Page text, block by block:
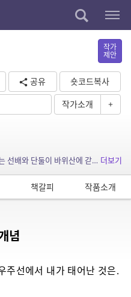
작가
제안
공유
숏코드복사
작가소개 +
소개: 실종된 탐사선을 수색하던 희우는 선배와 단둘이 바위산에 갇히고 만다. 아니, 단둘만은 아닌 것 같다. 더보기
책갈피 작품소개
념
주선에서 내가 태어난 것은.